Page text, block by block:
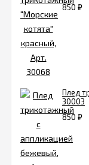
850 ₽
Плед
30003
850 ₽